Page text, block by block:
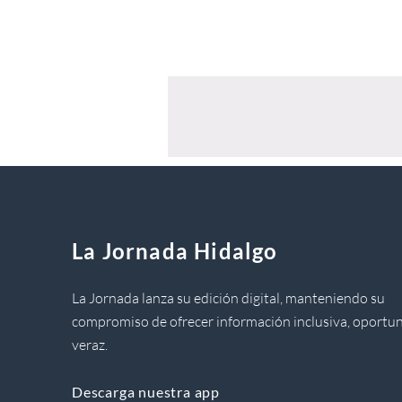
La Jornada Hidalgo
La Jornada lanza su edición digital, manteniendo su
compromiso de ofrecer información inclusiva,
veraz.
Descarga nuestra app